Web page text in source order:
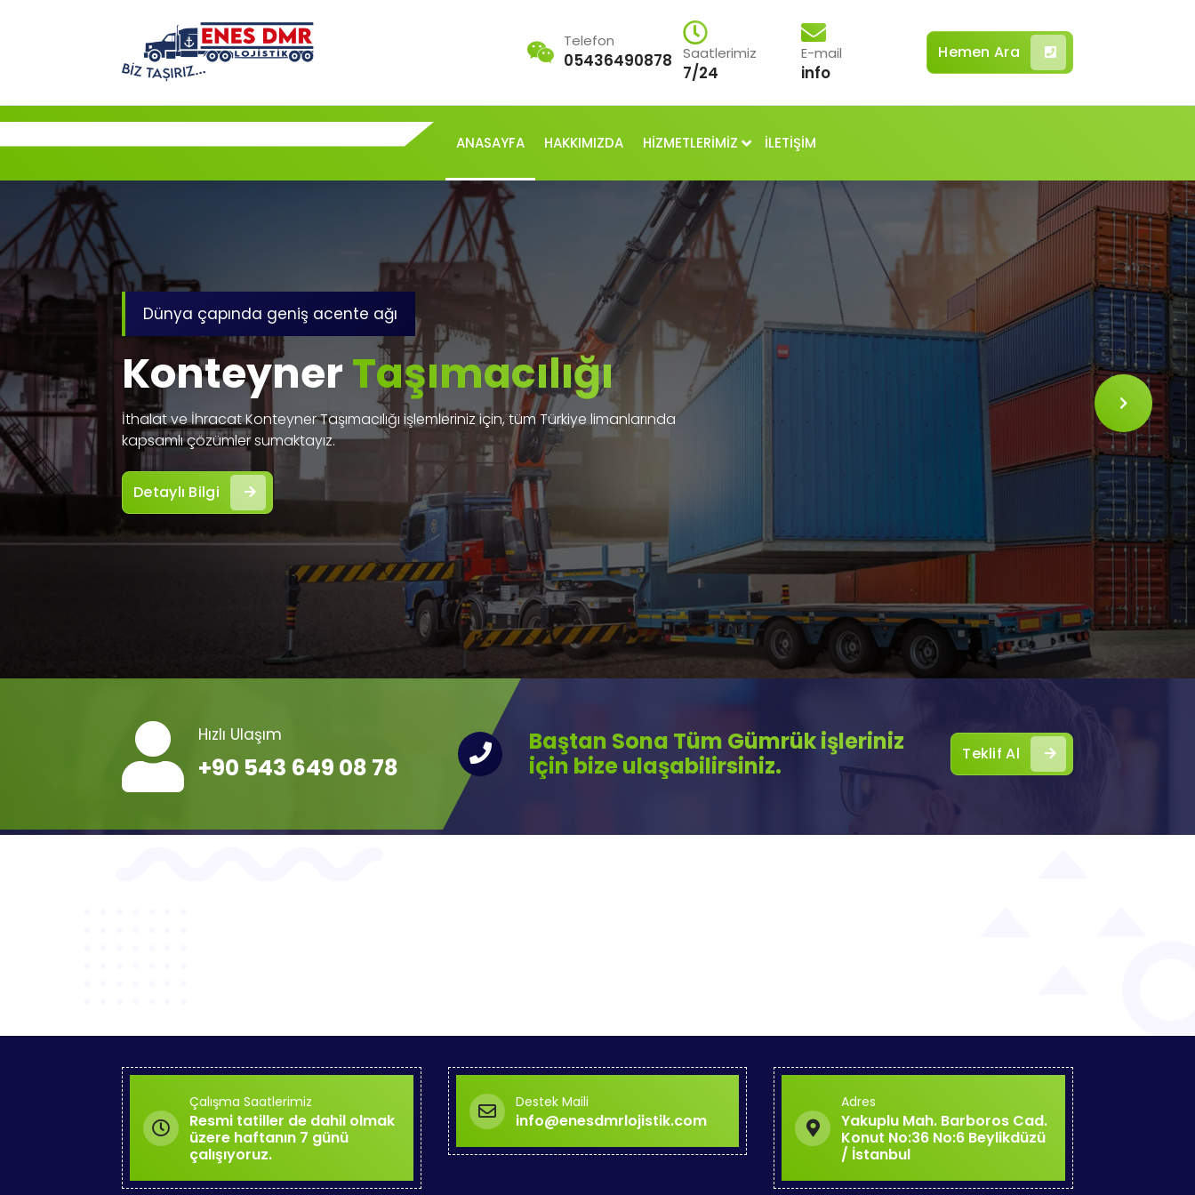
Telefon
05436490878 Saatlerimiz
7/24
E-mail
info
Hemen Ara
ANASAYFA HAKKIMIZDA HİZMETLERİMİZ İLETİŞİM
Dünya çapında geniş acente ağı
KonteynerTaşımacılığı
İthalat ve İhracat Konteyner Taşımacılığı işlemleriniz için, tüm Türkiye limanlarında
kapsamlı çözümler sumaktayız.
Detaylı Bilgi
Hızlı Ulaşım
+90 543 649 08 78
Baştan Sona Tüm Gümrük işleriniz
için bize ulaşabilirsiniz.
Teklif Al
Çalışma Saatlerimiz
Resmi tatiller de dahil olmak
üzere haftanın 7 günü
çalışıyoruz.
Destek Maili
info@enesdmrlojistik.com
Adres
Yakuplu Mah. Barboros Cad.
Konut No:36 No:6 Beylikdüzü
/ İstanbul